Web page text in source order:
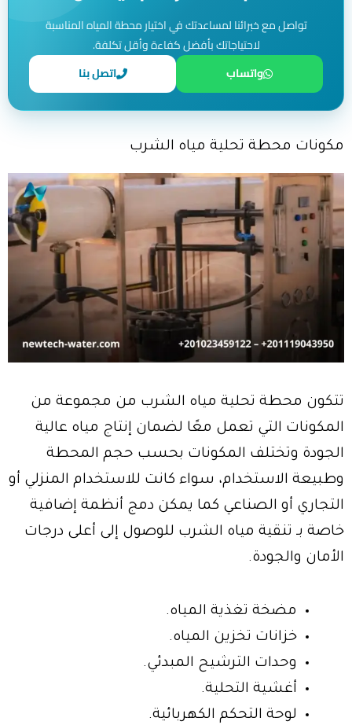
تواصل مع خبرائنا لمساعدتك في اختيار محطة المياه المناسبة
لاحتياجاتك بأفضل كفاءة وأقل تكلفة.
واتساب
اتصل بنا
مكونات محطة تحلية مياه الشرب
تتكون محطة تحلية مياه الشرب من مجموعة من
المكونات التي تعمل معًا لضمان إنتاج مياه عالية
الجودة وتختلف المكونات بحسب حجم المحطة
وطبيعة الاستخدام، سواء كانت للاستخدام المنزلي أو
التجاري أو الصناعي كما يمكن دمج أنظمة إضافية
خاصة بـ تنقية مياه الشرب للوصول إلى أعلى درجات
الأمان والجودة.
مضخة تغذية المياه.
خزانات تخزين المياه.
وحدات الترشيح المبدئي.
أغشية التحلية.
لوحة التحكم الكهربائية.